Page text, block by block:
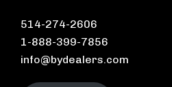
514-274-2606
1-888-399-7856
info@bydealers.com